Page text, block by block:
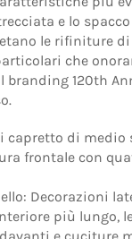
e lo spacco
le rifiniture
che
branding 120th
capretto di medio
frontale con
Decorazioni
più lungo,